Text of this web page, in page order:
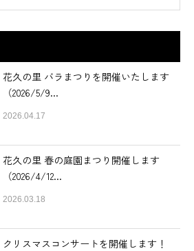
花久の里 バラまつりを開催いたします
（2026/5/9...
2026.04.17
花久の里 春の庭園まつり開催します
（2026/4/12...
2026.03.18
クリスマスコンサートを開催します！